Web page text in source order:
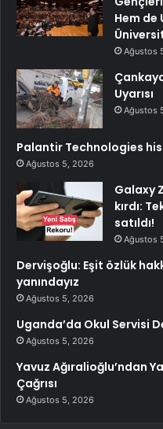
Hem de
Ağustos
Uyarısı
Ağustos
Palantir Technologies
Ağustos 5, 2026
Galaxy
kırdı:
satıldı!
Ağustos
Dervişoğlu: Eşit özlük
yanındayız
Ağustos 5, 2026
Uganda’da Okul Servisi
Ağustos 5, 2026
Yavuz Ağıralioğlu’ndan
Çağrısı
Ağustos 5, 2026